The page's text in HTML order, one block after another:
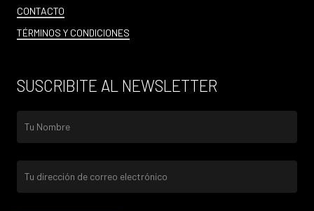
CONTACTO
TÉRMINOS Y CONDICIONES
SUSCRIBITE AL NEWSLETTER